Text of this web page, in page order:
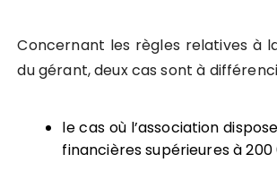
Concernant les règles relatives à
du gérant, deux cas sont à
le cas où l’association
financières supérieures à